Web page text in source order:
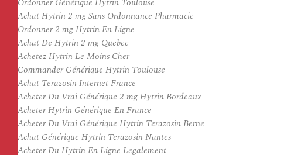
Achat Hytrin 2 mg Sans Ordonnance Pharmacie
Ordonner 2 mg Hytrin En Ligne
Achat De Hytrin 2 mg Quebec
Achetez Hytrin Le Moins Cher
Commander Générique Hytrin Toulouse
Achat Terazosin Internet France
Acheter Du Vrai Générique 2 mg Hytrin Bordeaux
Acheter Hytrin Générique En France
Acheter Du Vrai Générique Hytrin Terazosin Berne
Achat Générique Hytrin Terazosin Nantes
Acheter Du Hytrin En Ligne Legalement